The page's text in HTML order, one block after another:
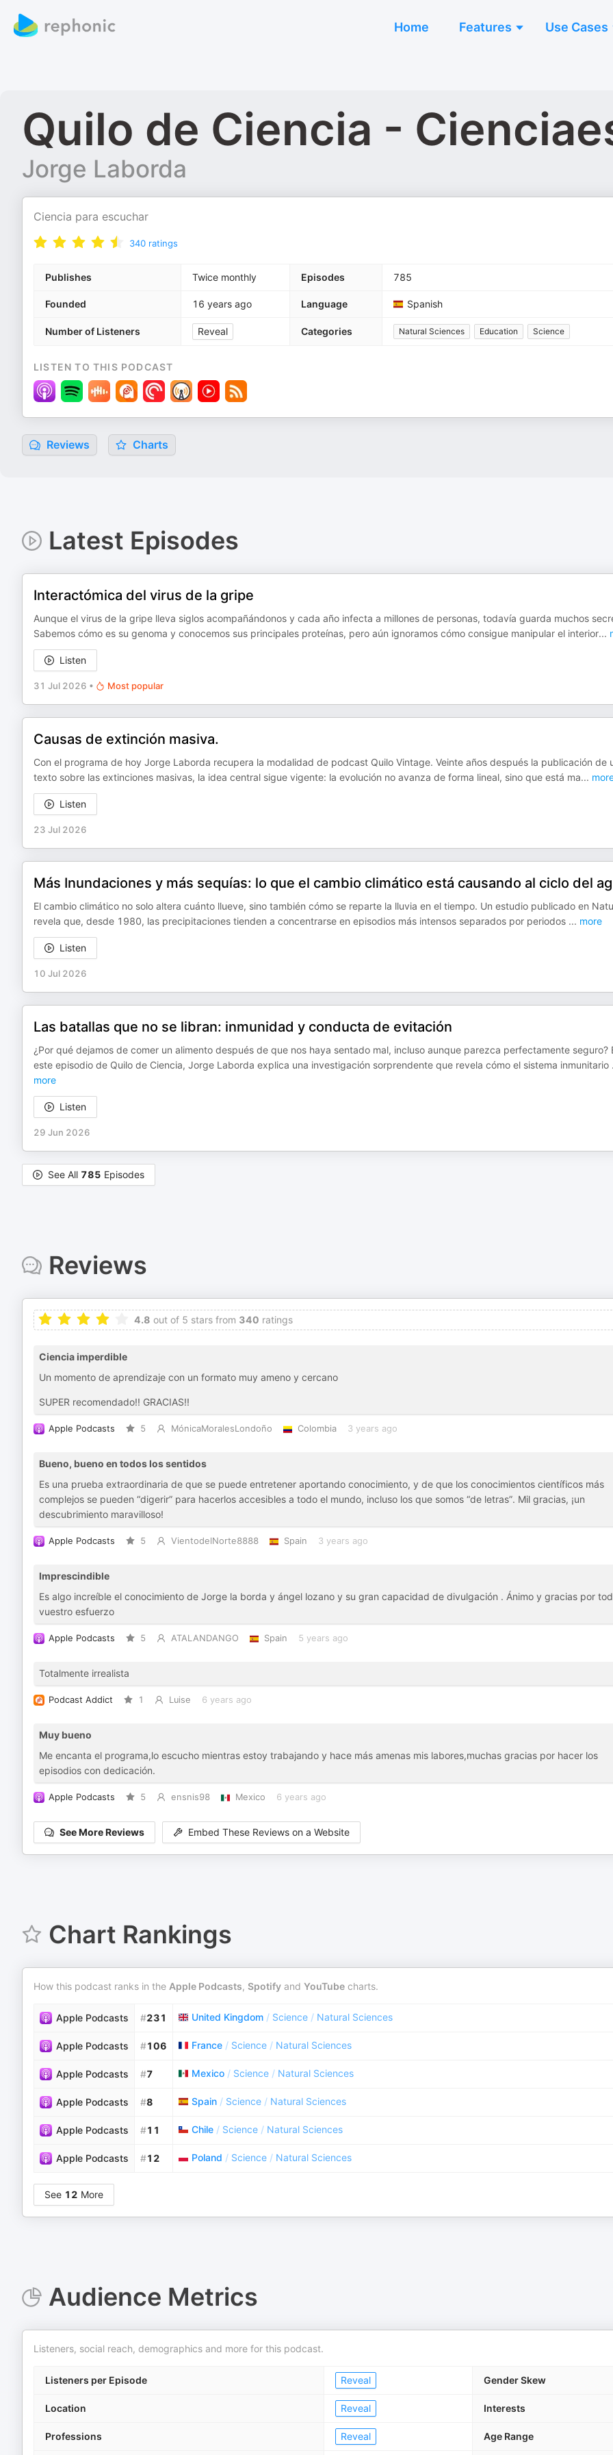
Home Features Use Cases
Quilo de Ciencia -
Jorge Laborda
Ciencia para escuchar
340 ratings
Publishes Twice monthly Episodes 785
Founded 16 years ago Language Spanish
Number of Listeners Reveal Categories Natural Sciences Education Science
LISTEN TO THIS PODCAST
Reviews Charts
Latest Episodes
Interactómica del virus de la gripe
Aunque el virus de la gripe lleva siglos acompañándonos y cada año infecta a millones de personas, todavía guarda muchos
Sabemos cómo es su genoma y conocemos sus principales proteínas, pero aún ignoramos cómo consigue manipular el interior...
Listen
31 Jul 2026 • Most popular
Causas de extinción masiva.
Con el programa de hoy Jorge Laborda recupera la modalidad de podcast Quilo Vintage. Veinte años después la publicación de
texto sobre las extinciones masivas, la idea central sigue vigente: la evolución no avanza de forma lineal, sino que está ma...
Listen
23 Jul 2026
Más Inundaciones y más sequías: lo que el cambio climático está causando al ciclo del
El cambio climático no solo altera cuánto llueve, sino también cómo se reparte la lluvia en el tiempo. Un estudio publicado en
revela que, desde 1980, las precipitaciones tienden a concentrarse en episodios más intensos separados por periodos ... more
Listen
10 Jul 2026
Las batallas que no se libran: inmunidad y conducta de evitación
¿Por qué dejamos de comer un alimento después de que nos haya sentado mal, incluso aunque parezca perfectamente seguro?
este episodio de Quilo de Ciencia, Jorge Laborda explica una investigación sorprendente que revela cómo el sistema inmunitario
more
Listen
29 Jun 2026
See All 785 Episodes
Reviews
4.8 out of 5 stars from 340 ratings
Ciencia imperdible
Un momento de aprendizaje con un formato muy ameno y cercano
SUPER recomendado!! GRACIAS!!
Apple Podcasts 5 MónicaMoralesLondoño Colombia 3 years ago
Bueno, bueno en todos los sentidos
Es una prueba extraordinaria de que se puede entretener aportando conocimiento, y de que los conocimientos científicos más
complejos se pueden “digerir” para hacerlos accesibles a todo el mundo, incluso los que somos “de letras”. Mil gracias, ¡un
descubrimiento maravilloso!
Apple Podcasts 5 VientodelNorte8888 Spain 3 years ago
Imprescindible
Es algo increíble el conocimiento de Jorge la borda y ángel lozano y su gran capacidad de divulgación . Ánimo y gracias por
vuestro esfuerzo
Apple Podcasts 5 ATALANDANGO Spain 5 years ago
Totalmente irrealista
Podcast Addict 1 Luise 6 years ago
Muy bueno
Me encanta el programa,lo escucho mientras estoy trabajando y hace más amenas mis labores,muchas gracias por hacer los
episodios con dedicación.
Apple Podcasts 5 ensnis98 Mexico 6 years ago
See More Reviews Embed These Reviews on a Website
Chart Rankings
How this podcast ranks in the Apple Podcasts, Spotify and YouTube charts.
Apple Podcasts #231 United Kingdom / Science / Natural Sciences
Apple Podcasts #106 France / Science / Natural Sciences
Apple Podcasts #7 Mexico / Science / Natural Sciences
Apple Podcasts #8 Spain / Science / Natural Sciences
Apple Podcasts #11 Chile / Science / Natural Sciences
Apple Podcasts #12 Poland / Science / Natural Sciences
See 12 More
Audience Metrics
Listeners, social reach, demographics and more for this podcast.
Listeners per Episode Reveal Gender Skew
Location Reveal Interests
Professions Reveal Age Range